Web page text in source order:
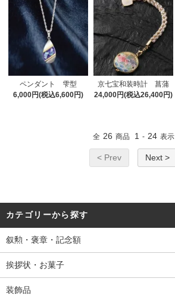
ペンダント 雫型
6,000円(税込6,600円)
京七宝和装時計 菖蒲
24,000円(税込26,400円)
全 26 商品 1 - 24 表示
< Prev Next >
カテゴリーから探す
叙勲・褒章・記念額
挨拶状・お菓子
装飾品